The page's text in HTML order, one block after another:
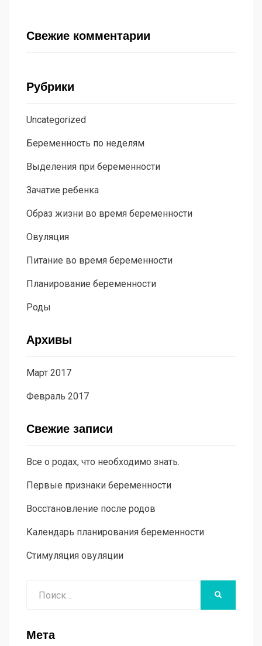
Свежие комментарии
Рубрики
Uncategorized
Беременность по неделям
Выделения при беременности
Зачатие ребенка
Образ жизни во время беременности
Овуляция
Питание во время беременности
Планирование беременности
Роды
Архивы
Март 2017
Февраль 2017
Свежие записи
Все о родах, что необходимо знать.
Первые признаки беременности
Восстановление после родов
Календарь планирования беременности
Стимуляция овуляции
Мета